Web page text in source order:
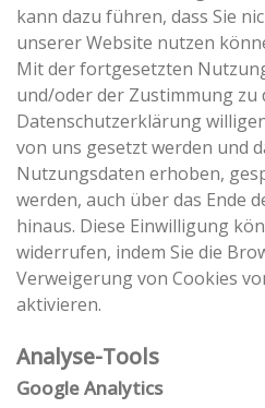
kann dazu führen, dass Sie
unserer Website nutzen
Mit der fortgesetzten
und/oder der Zustimmung zu
Datenschutzerklärung
von uns gesetzt werden und
Nutzungsdaten erhoben,
werden, auch über das Ende
hinaus. Diese Einwilligung
widerrufen, indem Sie die
Verweigerung von Cookies
aktivieren.
Analyse-Tools
Google Analytics